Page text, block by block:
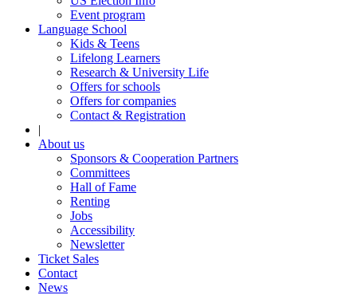
Event program
Language School
Kids & Teens
Lifelong Learners
Research & University Life
Offers for schools
Offers for companies
Contact & Registration
|
About us
Sponsors & Cooperation Partners
Committees
Hall of Fame
Renting
Jobs
Accessibility
Newsletter
Ticket Sales
Contact
News